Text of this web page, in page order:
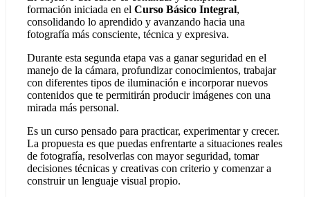
formación iniciada en el Curso Básico Integral,
consolidando lo aprendido y avanzando hacia una
fotografía más consciente, técnica y expresiva.
Durante esta segunda etapa vas a ganar seguridad en el
manejo de la cámara, profundizar conocimientos, trabajar
con diferentes tipos de iluminación e incorporar nuevos
contenidos que te permitirán producir imágenes con una
mirada más personal.
Es un curso pensado para practicar, experimentar y crecer.
La propuesta es que puedas enfrentarte a situaciones reales
de fotografía, resolverlas con mayor seguridad, tomar
decisiones técnicas y creativas con criterio y comenzar a
construir un lenguaje visual propio.